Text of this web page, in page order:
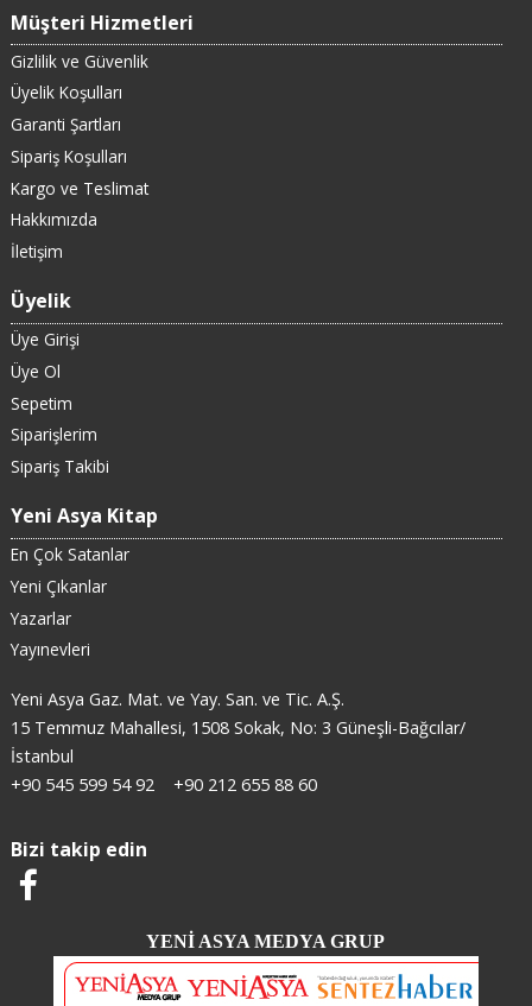
Müşteri Hizmetleri
Gizlilik ve Güvenlik
Üyelik Koşulları
Garanti Şartları
Sipariş Koşulları
Kargo ve Teslimat
Hakkımızda
İletişim
Üyelik
Üye Girişi
Üye Ol
Sepetim
Siparişlerim
Sipariş Takibi
Yeni Asya Kitap
En Çok Satanlar
Yeni Çıkanlar
Yazarlar
Yayınevleri
Yeni Asya Gaz. Mat. ve Yay. San. ve Tic. A.Ş.
15 Temmuz Mahallesi, 1508 Sokak, No: 3 Güneşli-Bağcılar/
İstanbul
+90 545 599 54 92
+90 212 655 88 60
Bizi takip edin
YENİ ASYA MEDYA GRUP